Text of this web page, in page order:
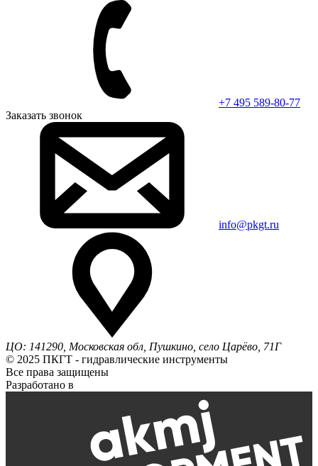
+7 495 589-80-77
Заказать звонок
info@pkgt.ru
ЦО: 141290, Московская обл, Пушкино, село Царёво, 71Г
© 2025 ПКГТ - гидравлические инструменты
Все права защищены
Разработано в